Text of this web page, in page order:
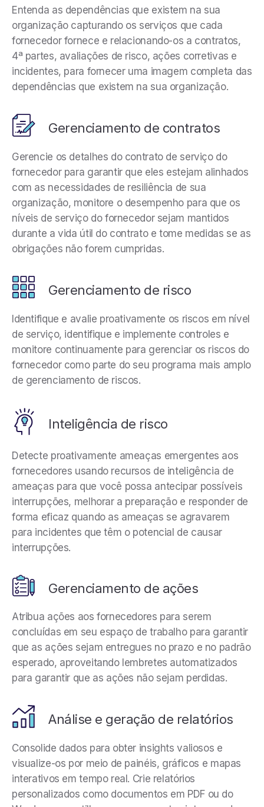
Entenda as dependências que existem na sua
organização capturando os serviços que cada
fornecedor fornece e relacionando-os a contratos,
4ª partes, avaliações de risco, ações corretivas e
incidentes, para fornecer uma imagem completa das
dependências que existem na sua organização.
Gerenciamento de contratos
Gerencie os detalhes do contrato de serviço do
fornecedor para garantir que eles estejam alinhados
com as necessidades de resiliência de sua
organização, monitore o desempenho para que os
níveis de serviço do fornecedor sejam mantidos
durante a vida útil do contrato e tome medidas se as
obrigações não forem cumpridas.
Gerenciamento de risco
Identifique e avalie proativamente os riscos em nível
de serviço, identifique e implemente controles e
monitore continuamente para gerenciar os riscos do
fornecedor como parte do seu programa mais amplo
de gerenciamento de riscos.
Inteligência de risco
Detecte proativamente ameaças emergentes aos
fornecedores usando recursos de inteligência de
ameaças para que você possa antecipar possíveis
interrupções, melhorar a preparação e responder de
forma eficaz quando as ameaças se agravarem
para incidentes que têm o potencial de causar
interrupções.
Gerenciamento de ações
Atribua ações aos fornecedores para serem
concluídas em seu espaço de trabalho para garantir
que as ações sejam entregues no prazo e no padrão
esperado, aproveitando lembretes automatizados
para garantir que as ações não sejam perdidas.
Análise e geração de relatórios
Consolide dados para obter insights valiosos e
visualize-os por meio de painéis, gráficos e mapas
interativos em tempo real. Crie relatórios
personalizados como documentos em PDF ou do